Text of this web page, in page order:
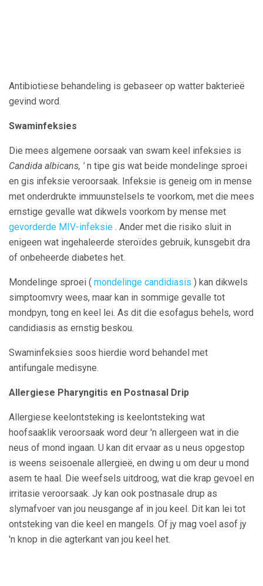
Antibiotiese behandeling is gebaseer op watter bakterieë
gevind word.
Swaminfeksies
Die mees algemene oorsaak van swam keel infeksies is
Candida albicans, ' n tipe gis wat beide mondelinge sproei
en gis infeksie veroorsaak. Infeksie is geneig om in mense
met onderdrukte immuunstelsels te voorkom, met die mees
ernstige gevalle wat dikwels voorkom by mense met
gevorderde MIV-infeksie . Ander met die risiko sluit in
enigeen wat ingehaleerde steroïdes gebruik, kunsgebit dra
of onbeheerde diabetes het.
Mondelinge sproei ( mondelinge candidiasis ) kan dikwels
simptoomvry wees, maar kan in sommige gevalle tot
mondpyn, tong en keel lei. As dit die esofagus behels, word
candidiasis as ernstig beskou.
Swaminfeksies soos hierdie word behandel met
antifungale medisyne.
Allergiese Pharyngitis en Postnasal Drip
Allergiese keelontsteking is keelontsteking wat
hoofsaaklik veroorsaak word deur 'n allergeen wat in die
neus of mond ingaan. U kan dit ervaar as u neus opgestop
is weens seisoenale allergieë, en dwing u om deur u mond
asem te haal. Die weefsels uitdroog, wat die krap gevoel en
irritasie veroorsaak. Jy kan ook postnasale drup as
slymafvoer van jou neusgange af in jou keel. Dit kan lei tot
ontsteking van die keel en mangels. Of jy mag voel asof jy
'n knop in die agterkant van jou keel het.